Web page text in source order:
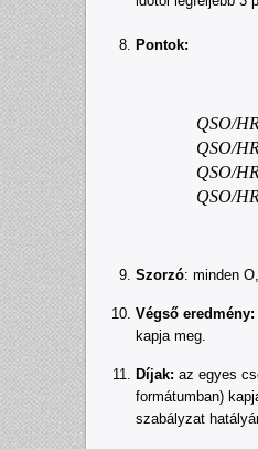
Pontok:
QSO/
QSO/
QSO/
QSO/
Szorzó: minden
Végső eredmény:
kapja meg.
Díjak: az egyes
formátumban)
szabályzat